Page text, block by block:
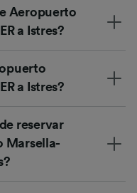
Aeropuerto
a Istres?
a Istres?
reservar
Marsella-